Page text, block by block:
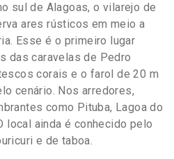
sul de Alagoas, o vilarejo de
ares rústicos em meio a
Esse é o primeiro lugar
das caravelas de Pedro
corais e o farol de 20 m
cenário. Nos arredores,
como Pituba, Lagoa do
local ainda é conhecido pelo
e de taboa.